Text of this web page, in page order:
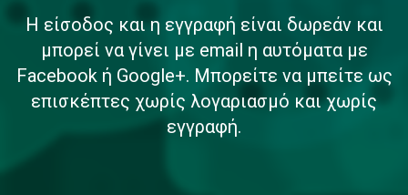
Η είσοδος και η εγγραφή είναι δωρεάν και
μπορεί να γίνει με email η αυτόματα με
Facebook ή Google+. Μπορείτε να μπείτε ως
επισκέπτες χωρίς λογαριασμό και χωρίς
εγγραφή.